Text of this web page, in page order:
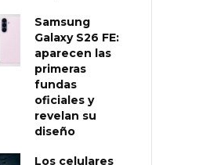
Samsung
Galaxy S26 FE:
aparecen las
primeras
fundas
oficiales y
revelan su
diseño
Los celulares